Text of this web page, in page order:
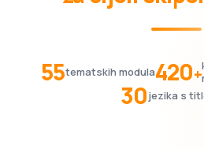
55tematskih modula420+
30jezika s